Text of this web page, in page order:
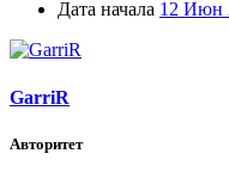
Дата начала 12 Июн
GarriR
Авторитет